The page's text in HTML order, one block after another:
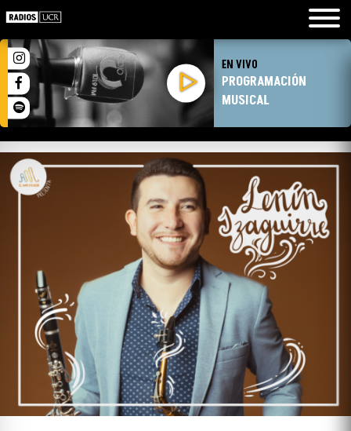
EN VIVO
PROGRAMACIÓN
MUSICAL